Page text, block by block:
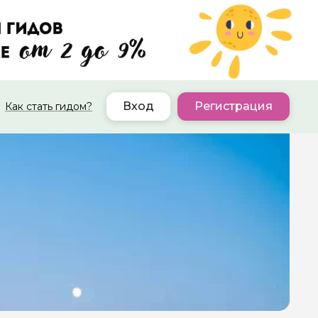
Как стать гидом? Вход Регистрация